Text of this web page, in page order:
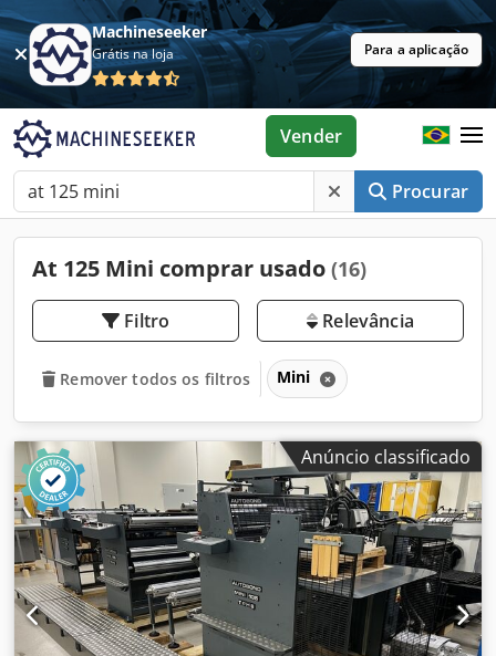
Machineseeker
Grátis na loja Para a aplicação
Procurar
Vender
At 125 Mini comprar usado (16)
Filtro Relevância
Remover todos os filtros Mini
Anúncio classificado